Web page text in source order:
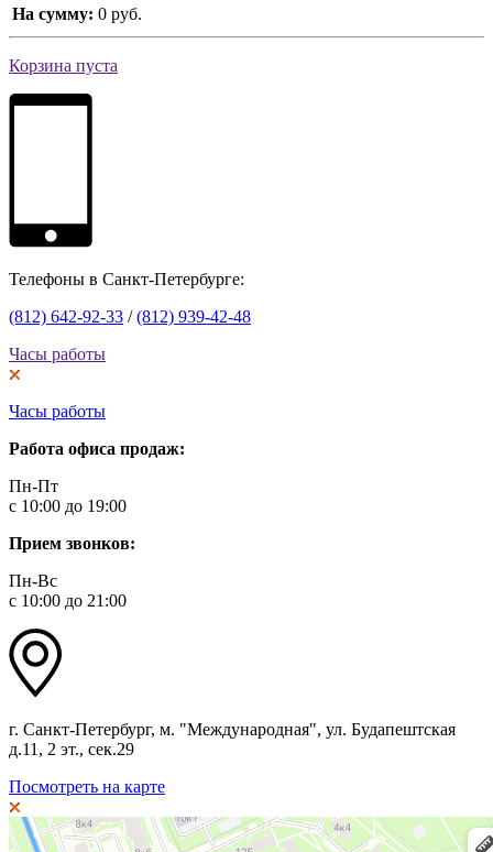
На сумму: 0 руб.
Корзина пуста
Телефоны в Санкт-Петербурге:
(812) 642-92-33 /(812) 939-42-48
Часы работы
Часы работы
Работа офиса продаж:
Пн-Пт
с 10:00 до 19:00
Прием звонков:
Пн-Вс
с 10:00 до 21:00
г. Санкт-Петербург, м. "Международная", ул. Будапештская
д.11, 2 эт., сек.29
Посмотреть на карте